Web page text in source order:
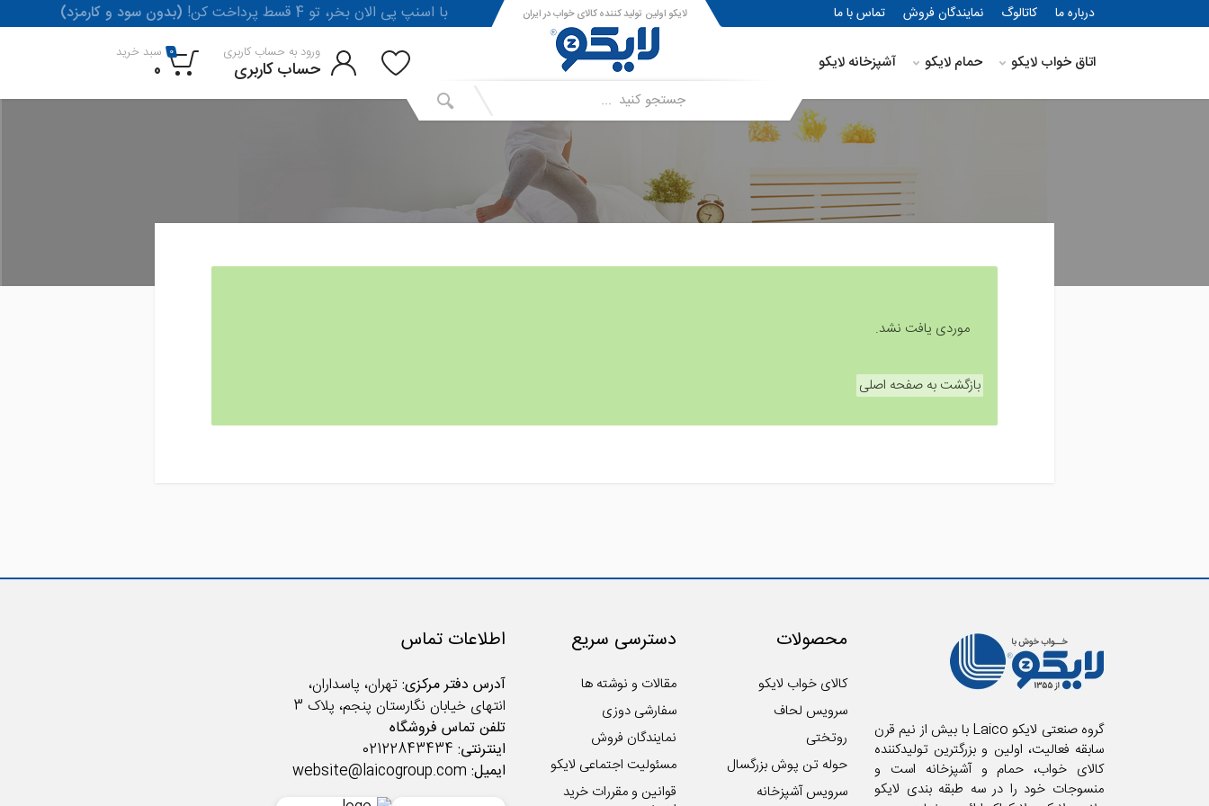
درباره ما کاتالوگ نمایندگان فروش تماس با ما (بدون سود و کارمزد) !با اسنپ پی الان بخر، تو 4 قسط پرداخت کن
اتاق خواب لایکو حمام لایکو آشپزخانه لایکو
لایکو اولین تولید کننده کالای خواب در ایران
ورود به حساب کاربری
حساب کاربری
0 سبد خرید
0
موردی یافت نشد.
بازگشت به صفحه اصلی
گروه صنعتی لایکو Laico با بیش از نیم قرن
سابقه فعالیت، اولین و بزرگترین تولیدکننده
کالای خواب، حمام و آشپزخانه است و
منسوجات خود را در سه طبقه بندی لایکو
محصولات
کالای خواب لایکو
سرویس لحاف
روتختی
حوله تن پوش بزرگسال
سرویس آشپزخانه
دسترسی سریع
مقالات و نوشته ها
سفارشی دوزی
نمایندگان فروش
مسئولیت اجتماعی لایکو
قوانین و مقررات خرید
اطلاعات تماس
آدرس دفتر مرکزی:تهران، پاسداران،
انتهای خیابان نگارستان پنجم، پلاک 3
تلفن تماس فروشگاه
اینترنتی:
ایمیل: website@laicogroup.com